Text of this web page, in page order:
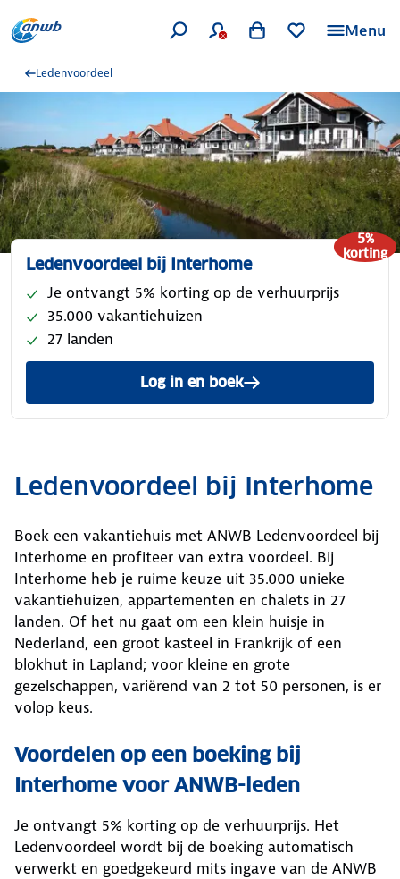
Menu
Ledenvoordeel
5%
korting
Ledenvoordeel bij Interhome
Je ontvangt 5% korting op de verhuurprijs
35.000 vakantiehuizen
27 landen
Log in en boek
Ledenvoordeel bij Interhome
Boek een vakantiehuis met ANWB Ledenvoordeel bij
Interhome en profiteer van extra voordeel. Bij
Interhome heb je ruime keuze uit 35.000 unieke
vakantiehuizen, appartementen en chalets in 27
landen. Of het nu gaat om een klein huisje in
Nederland, een groot kasteel in Frankrijk of een
blokhut in Lapland; voor kleine en grote
gezelschappen, variërend van 2 tot 50 personen, is er
volop keus.
Voordelen op een boeking bij
Interhome voor ANWB-leden
Je ontvangt 5% korting op de verhuurprijs. Het
Ledenvoordeel wordt bij de boeking automatisch
verwerkt en goedgekeurd mits ingave van de ANWB